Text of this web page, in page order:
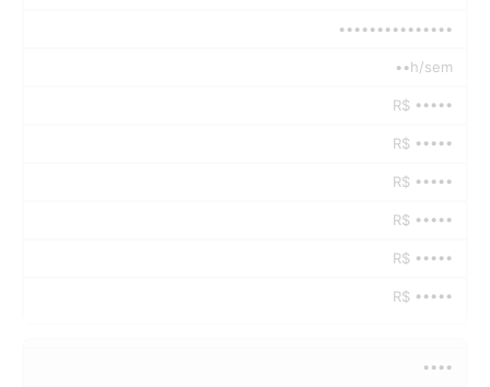
•••••••••••••••
••h/sem
R$ •••••
R$ •••••
R$ •••••
R$ •••••
R$ •••••
R$ •••••
••••